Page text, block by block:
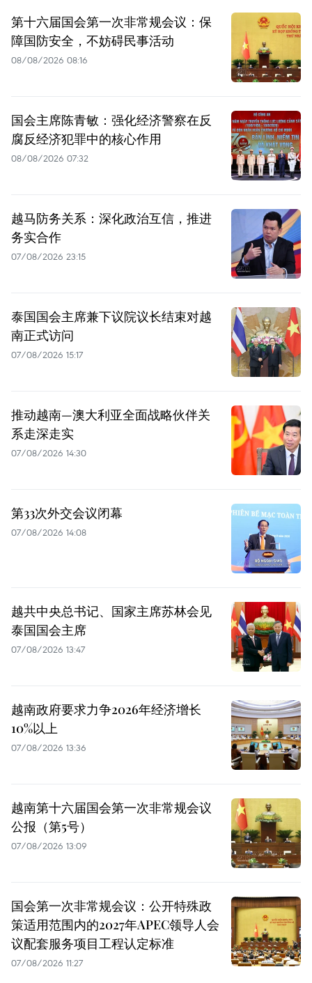
第十六届国会第一次非常规会议：保
障国防安全，不妨碍民事活动
08/08/2026 08:16
国会主席陈青敏：强化经济警察在反
腐反经济犯罪中的核心作用
08/08/2026 07:32
越马防务关系：深化政治互信，推进
务实合作
07/08/2026 23:15
泰国国会主席兼下议院议长结束对越
南正式访问
07/08/2026 15:17
推动越南—澳大利亚全面战略伙伴关
系走深走实
07/08/2026 14:30
第33次外交会议闭幕
07/08/2026 14:08
越共中央总书记、国家主席苏林会见
泰国国会主席
07/08/2026 13:47
越南政府要求力争2026年经济增长
10%以上
07/08/2026 13:36
越南第十六届国会第一次非常规会议
公报（第5号）
07/08/2026 13:09
国会第一次非常规会议：公开特殊政
策适用范围内的2027年APEC领导人会
议配套服务项目工程认定标准
07/08/2026 11:27